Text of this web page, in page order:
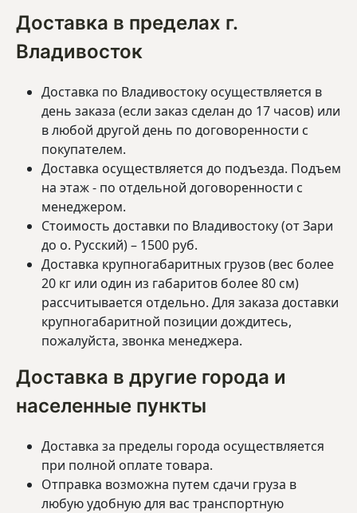
Доставка в пределах г.
Владивосток
Доставка по Владивостоку осуществляется в
день заказа (если заказ сделан до 17 часов) или
в любой другой день по договоренности с
покупателем.
Доставка осуществляется до подъезда. Подъем
на этаж - по отдельной договоренности с
менеджером.
Стоимость доставки по Владивостоку (от Зари
до о. Русский) – 1500 руб.
Доставка крупногабаритных грузов (вес более
20 кг или один из габаритов более 80 см)
рассчитывается отдельно. Для заказа доставки
крупногабаритной позиции дождитесь,
пожалуйста, звонка менеджера.
Доставка в другие города и
населенные пункты
Доставка за пределы города осуществляется
при полной оплате товара.
Отправка возможна путем сдачи груза в
любую удобную для вас транспортную